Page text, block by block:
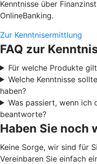
Kenntnisse über
OnlineBanking.
Zur Kenntnisermittlung
FAQ zur
Für welche Produkte
Welche Kenntnisse
haben?
Was passiert, wenn ich
beantworte?
Haben Sie noch
Keine Sorge, wir sind für
Vereinbaren Sie einfach